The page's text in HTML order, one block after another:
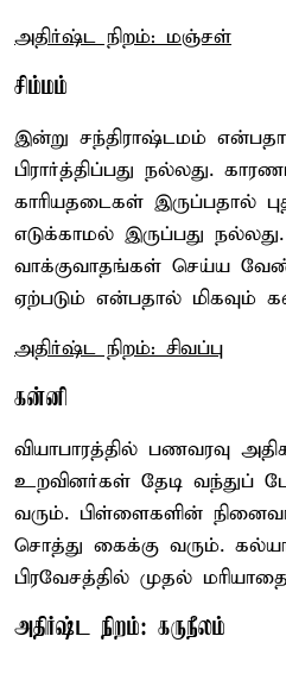
அதிர்ஷ்ட நிறம்: மஞ்சள்
சிம்மம்
இன்று சந்திராஷ்டமம்
பிரார்த்திப்பது நல்லது.
காரியதடைகள் இருப்பதால்
எடுக்காமல் இருப்பது நல்லது.
வாக்குவாதங்கள் செய்ய
ஏற்படும் என்பதால் மிகவும்
அதிர்ஷ்ட நிறம்: சிவப்பு
கன்னி
வியாபாரத்தில் பணவரவு
உறவினர்கள் தேடி வந்துப்
வரும். பிள்ளைகளின்
சொத்து கைக்கு வரும்.
பிரவேசத்தில் முதல்
அதிர்ஷ்ட நிறம்: கருநீலம்